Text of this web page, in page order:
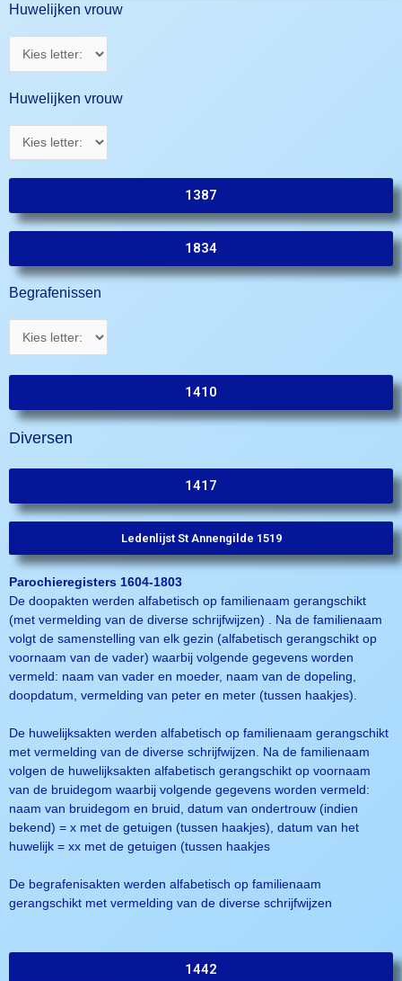
Huwelijken vrouw
Huwelijken vrouw
1387
1834
Begrafenissen
1410
Diversen
1417
Ledenlijst St Annengilde 1519
Parochieregisters 1604-1803
De doopakten werden alfabetisch op familienaam gerangschikt
(met vermelding van de diverse schrijfwijzen) . Na de familienaam
volgt de samenstelling van elk gezin (alfabetisch gerangschikt op
voornaam van de vader) waarbij volgende gegevens worden
vermeld: naam van vader en moeder, naam van de dopeling,
doopdatum, vermelding van peter en meter (tussen haakjes).
De huwelijksakten werden alfabetisch op familienaam gerangschikt
met vermelding van de diverse schrijfwijzen. Na de familienaam
volgen de huwelijksakten alfabetisch gerangschikt op voornaam
van de bruidegom waarbij volgende gegevens worden vermeld:
naam van bruidegom en bruid, datum van ondertrouw (indien
bekend) = x met de getuigen (tussen haakjes), datum van het
huwelijk = xx met de getuigen (tussen haakjes
De begrafenisakten werden alfabetisch op familienaam
gerangschikt met vermelding van de diverse schrijfwijzen
1442